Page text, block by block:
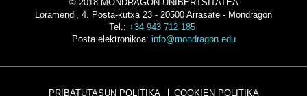
© 2018 MONDRAGON UNIBERTSITATEA
Loramendi, 4. Posta-kutxa 23 - 20500 Arrasate - Mondragon
Tel.: +34 943 712 185
Posta elektronikoa: info@mondragon.edu
PRIBATUTASUN POLITIKA COOKIEN POLITIKA